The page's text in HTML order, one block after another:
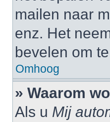
mailen naar
enz. Het
bevelen om
Omhoog
» Waarom
Als u Mij